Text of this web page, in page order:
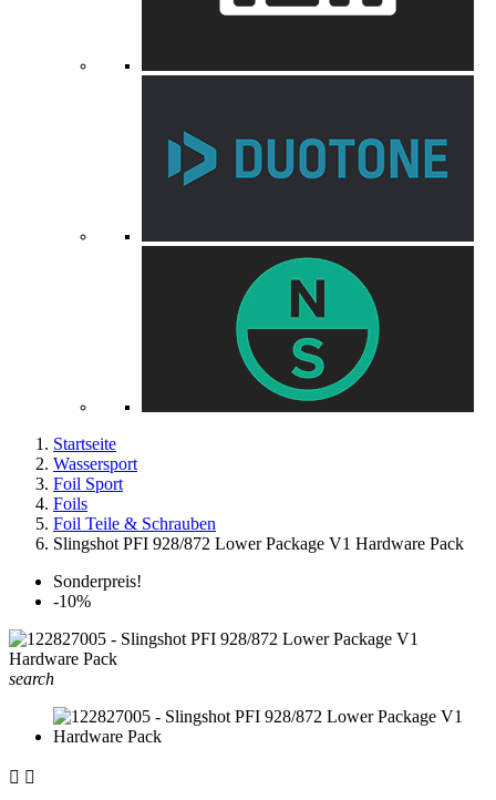
Startseite
Wassersport
Foil Sport
Foils
Foil Teile & Schrauben
Slingshot PFI 928/872 Lower Package V1 Hardware Pack
Sonderpreis!
-10%
search
 